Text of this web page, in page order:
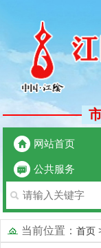
网站首页
公共服务
当前位置： 首页